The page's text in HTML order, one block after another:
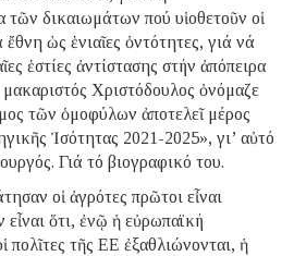
τῶν δικαιωμάτων πού υἱοθετοῦν οἱ
ἔθνη ὡς ἑνιαῖες ὀντότητες, γιά νά
ἑστίες ἀντίστασης στήν ἀπόπειρα
Χριστόδουλος ὀνόμαζε
τῶν ὁμοφύλων ἀποτελεῖ μέρος
Ἰσότητας 2021-2025», γι’ αὐτό
Γιά τό βιογραφικό του.
οἱ ἀγρότες πρῶτοι εἶναι
ὅτι, ἐνῷ ἡ εὐρωπαϊκή
πολῖτες τῆς ΕΕ ἐξαθλιώνονται, ἡ